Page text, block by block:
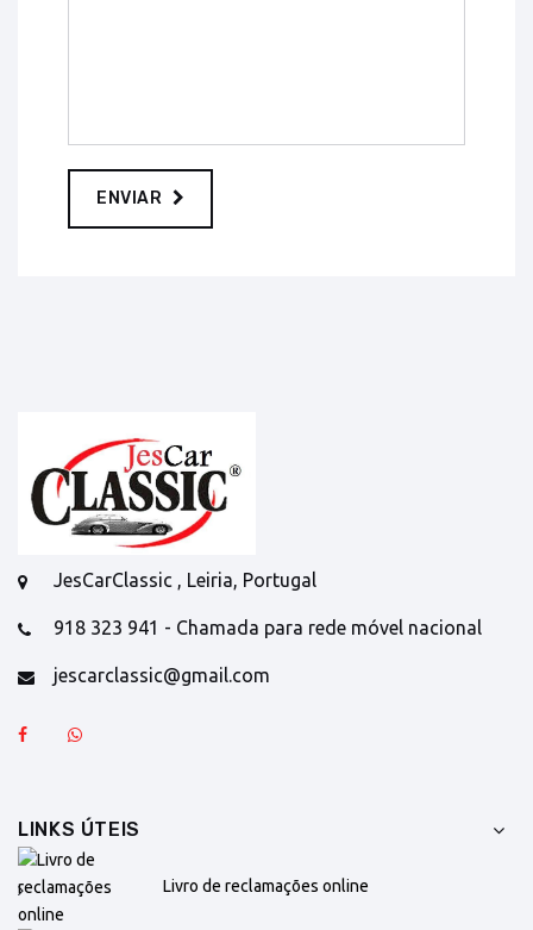
ENVIAR
JesCarClassic , Leiria, Portugal
918 323 941 - Chamada para rede móvel nacional
jescarclassic@gmail.com
LINKS ÚTEIS
Livro de reclamações online